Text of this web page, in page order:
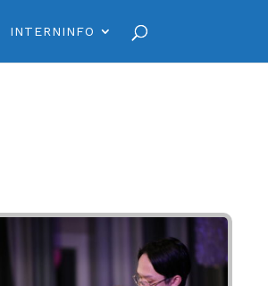
INTERNINFO